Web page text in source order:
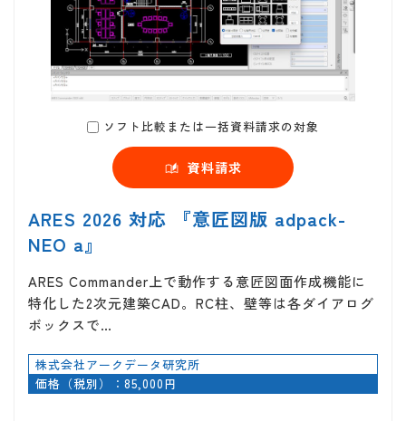
ソフト比較または一括資料請求の対象
資料請求
ARES 2026 対応 『意匠図版 adpack-
NEO a』
ARES Commander上で動作する意匠図面作成機能に
特化した2次元建築CAD。RC柱、壁等は各ダイアログ
ボックスで…
株式会社アークデータ研究所
価格（税別）：85,000円